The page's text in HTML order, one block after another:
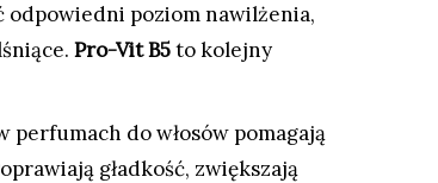
poziom nawilżenia,
Pro-Vit B5to kolejny
perfumach do włosów pomagają
gładkość, zwiększają